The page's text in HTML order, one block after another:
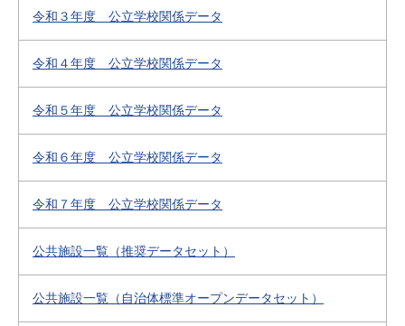
令和３年度 公立学校関係データ
令和４年度 公立学校関係データ
令和５年度 公立学校関係データ
令和６年度 公立学校関係データ
令和７年度 公立学校関係データ
公共施設一覧（推奨データセット）
公共施設一覧（自治体標準オープンデータセット）